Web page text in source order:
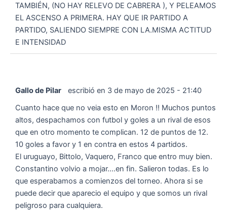
TAMBIÉN, (NO HAY RELEVO DE CABRERA ), Y PELEAMOS
EL ASCENSO A PRIMERA. HAY QUE IR PARTIDO A
PARTIDO, SALIENDO SIEMPRE CON LA.MISMA ACTITUD
E INTENSIDAD
Gallo de Pilar escribió en 3 de mayo de 2025 - 21:40
Cuanto hace que no veia esto en Moron !! Muchos puntos
altos, despachamos con futbol y goles a un rival de esos
que en otro momento te complican. 12 de puntos de 12.
10 goles a favor y 1 en contra en estos 4 partidos.
El uruguayo, Bittolo, Vaquero, Franco que entro muy bien.
Constantino volvio a mojar....en fin. Salieron todas. Es lo
que esperabamos a comienzos del torneo. Ahora si se
puede decir que aparecio el equipo y que somos un rival
peligroso para cualquiera.